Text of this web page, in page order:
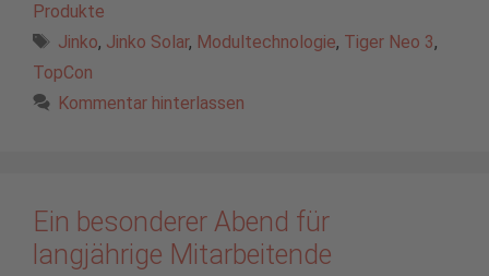
Produkte
Schlagwörter
Jinko, Jinko Solar, Modultechnologie, Tiger Neo 3,
TopCon
Kommentar hinterlassen
Ein besonderer Abend für
langjährige Mitarbeitende